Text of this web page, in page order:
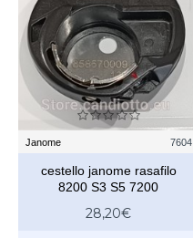
Janome 7604
cestello janome rasafilo
8200 S3 S5 7200
28,20€